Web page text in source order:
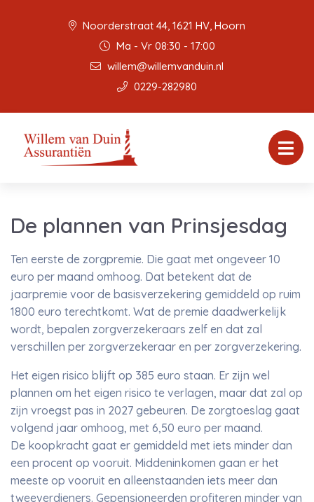
Noorderstraat 44, 1621 HV, Hoorn
Ma - Vr 08:30 - 17:00
willem@willemvanduin.nl
0229-282980
De plannen van Prinsjesdag
Ten eerste de zorgpremie. Die gaat met ongeveer 10
euro per maand omhoog. Dat betekent dat de
jaarpremie voor de basisverzekering gemiddeld op ruim
1800 euro terechtkomt. Wat de premie daadwerkelijk
wordt, bepalen zorgverzekeraars zelf en dat zal
verschillen per zorgverzekeraar en per zorgverzekering.
Het eigen risico blijft op 385 euro staan. Er zijn wel
plannen om het eigen risico te verlagen, maar dat zal op
zijn vroegst pas in 2027 gebeuren. De zorgtoeslag gaat
volgend jaar omhoog, met 6,50 euro per maand.
De koopkracht gaat er gemiddeld met iets minder dan
een procent op vooruit. Middeninkomen gaan er het
meeste op vooruit en alleenstaanden iets meer dan
tweeverdieners. Gepensioneerden profiteren minder van